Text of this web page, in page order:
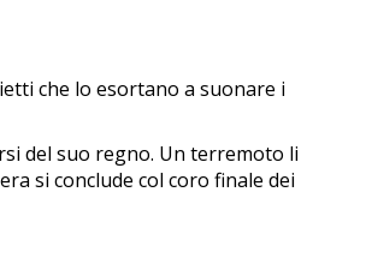
che lo esortano a suonare i
del suo regno. Un terremoto li
si conclude col coro finale dei